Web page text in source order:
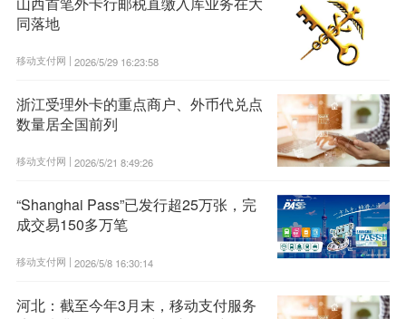
同落地
移动支付网 | 2026/5/29 16:23:58
浙江受理外卡的重点商户、外币代兑点
数量居全国前列
移动支付网 | 2026/5/21 8:49:26
“Shanghai Pass”已发行超25万张，完
成交易150多万笔
移动支付网 | 2026/5/8 16:30:14
河北：截至今年3月末，移动支付服务